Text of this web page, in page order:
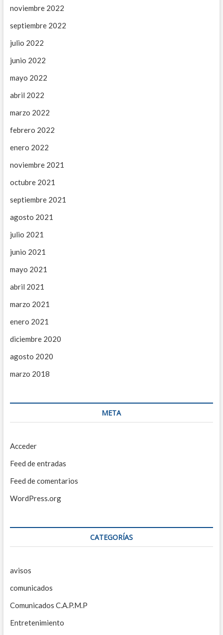
noviembre 2022
septiembre 2022
julio 2022
junio 2022
mayo 2022
abril 2022
marzo 2022
febrero 2022
enero 2022
noviembre 2021
octubre 2021
septiembre 2021
agosto 2021
julio 2021
junio 2021
mayo 2021
abril 2021
marzo 2021
enero 2021
diciembre 2020
agosto 2020
marzo 2018
META
Acceder
Feed de entradas
Feed de comentarios
WordPress.org
CATEGORÍAS
avisos
comunicados
Comunicados C.A.P.M.P
Entretenimiento